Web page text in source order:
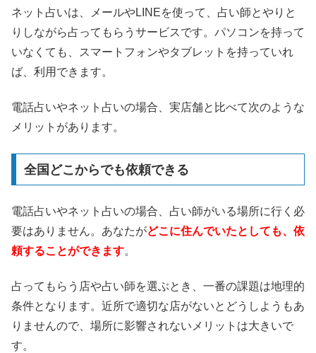
ネット占いは、メールやLINEを使って、占い師とやりと
りしながら占ってもらうサービスです。パソコンを持って
いなくても、スマートフォンやタブレットを持っていれ
ば、利用できます。
電話占いやネット占いの場合、実店舗と比べて次のような
メリットがあります。
全国どこからでも依頼できる
電話占いやネット占いの場合、占い師がいる場所に行く必
要はありません。あなたがどこに住んでいたとしても、依
頼することができます。
占ってもらう店や占い師を選ぶとき、一番の課題は地理的
条件となります。近所で適切な店がないとどうしようもあ
りませんので、場所に影響されないメリットは大きいで
す。